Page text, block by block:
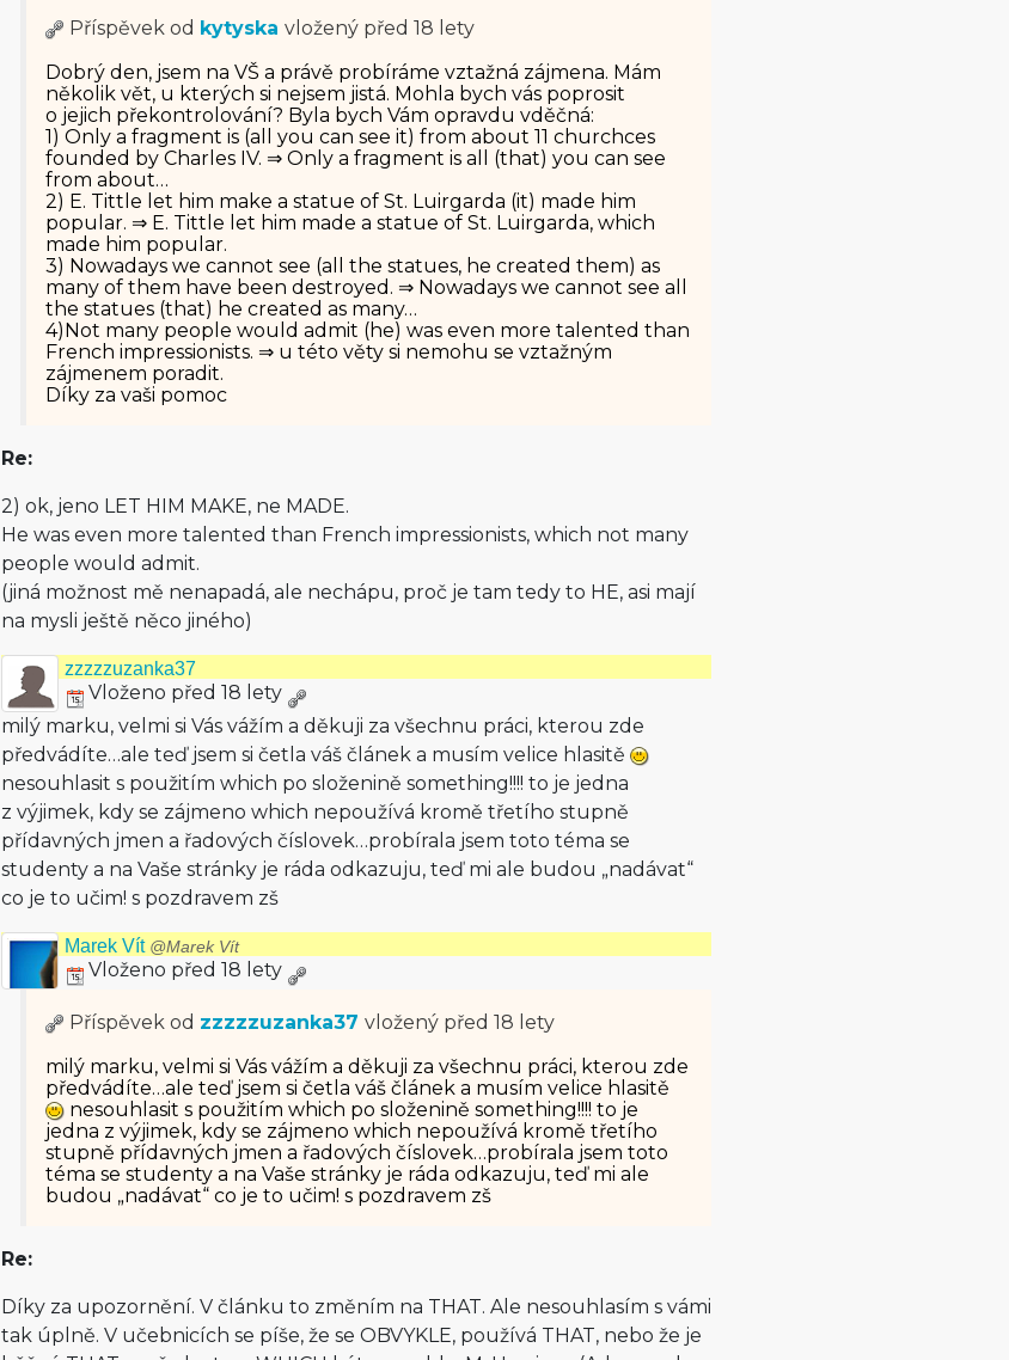
Příspěvek od kytyska vložený před 18 lety
Dobrý den, jsem na VŠ a právě probíráme vztažná zájmena. Mám
několik vět, u kterých si nejsem jistá. Mohla bych vás poprosit
o jejich překontrolování? Byla bych Vám opravdu vděčná:
1) Only a fragment is (all you can see it) from about 11 churchces
founded by Charles IV. ⇒ Only a fragment is all (that) you can see
from about…
2) E. Tittle let him make a statue of St. Luirgarda (it) made him
popular. ⇒ E. Tittle let him made a statue of St. Luirgarda, which
made him popular.
3) Nowadays we cannot see (all the statues, he created them) as
many of them have been destroyed. ⇒ Nowadays we cannot see all
the statues (that) he created as many…
4)Not many people would admit (he) was even more talented than
French impressionists. ⇒ u této věty si nemohu se vztažným
zájmenem poradit.
Díky za vaši pomoc
Re:
2) ok, jeno LET HIM MAKE, ne MADE.
He was even more talented than French impressionists, which not many
people would admit.
(jiná možnost mě nenapadá, ale nechápu, proč je tam tedy to HE, asi mají
na mysli ještě něco jiného)
zzzzzuzanka37
Vloženo před 18 lety
milý marku, velmi si Vás vážím a děkuji za všechnu práci, kterou zde
předvádíte…ale teď jsem si četla váš článek a musím velice hlasitě
nesouhlasit s použitím which po složenině something!!!! to je jedna
z výjimek, kdy se zájmeno which nepoužívá kromě třetího stupně
přídavných jmen a řadových číslovek…probírala jsem toto téma se
studenty a na Vaše stránky je ráda odkazuju, teď mi ale budou „nadávat“
co je to učim! s pozdravem zš
Marek Vít @Marek Vít
Vloženo před 18 lety
Příspěvek od zzzzzuzanka37 vložený před 18 lety
milý marku, velmi si Vás vážím a děkuji za všechnu práci, kterou zde
předvádíte…ale teď jsem si četla váš článek a musím velice hlasitě
nesouhlasit s použitím which po složenině something!!!! to je
jedna z výjimek, kdy se zájmeno which nepoužívá kromě třetího
stupně přídavných jmen a řadových číslovek…probírala jsem toto
téma se studenty a na Vaše stránky je ráda odkazuju, teď mi ale
budou „nadávat“ co je to učim! s pozdravem zš
Re:
Díky za upozornění. V článku to změním na THAT. Ale nesouhlasím s vámi
tak úplně. V učebnicích se píše, že se OBVYKLE, používá THAT, nebo že je